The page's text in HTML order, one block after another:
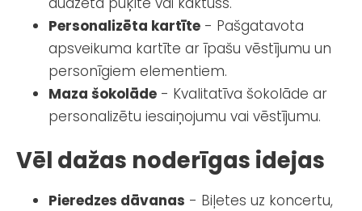
Personalizēta kartīte - Pašgatavota
apsveikuma kartīte ar īpašu vēstījumu un
personīgiem elementiem.
Maza šokolāde - Kvalitatīva šokolāde ar
personalizētu iesaiņojumu vai vēstījumu.
Vēl dažas noderīgas idejas
Pieredzes dāvanas - Biļetes uz koncertu,